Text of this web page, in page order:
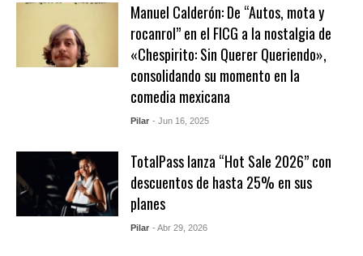
Manuel Calderón: De “Autos, mota y
rocanrol” en el FICG a la nostalgia de
«Chespirito: Sin Querer Queriendo»,
consolidando su momento en la
comedia mexicana
Pilar - Jun 16, 2025
TotalPass lanza “Hot Sale 2026” con
descuentos de hasta 25% en sus
planes
Pilar - Abr 29, 2026